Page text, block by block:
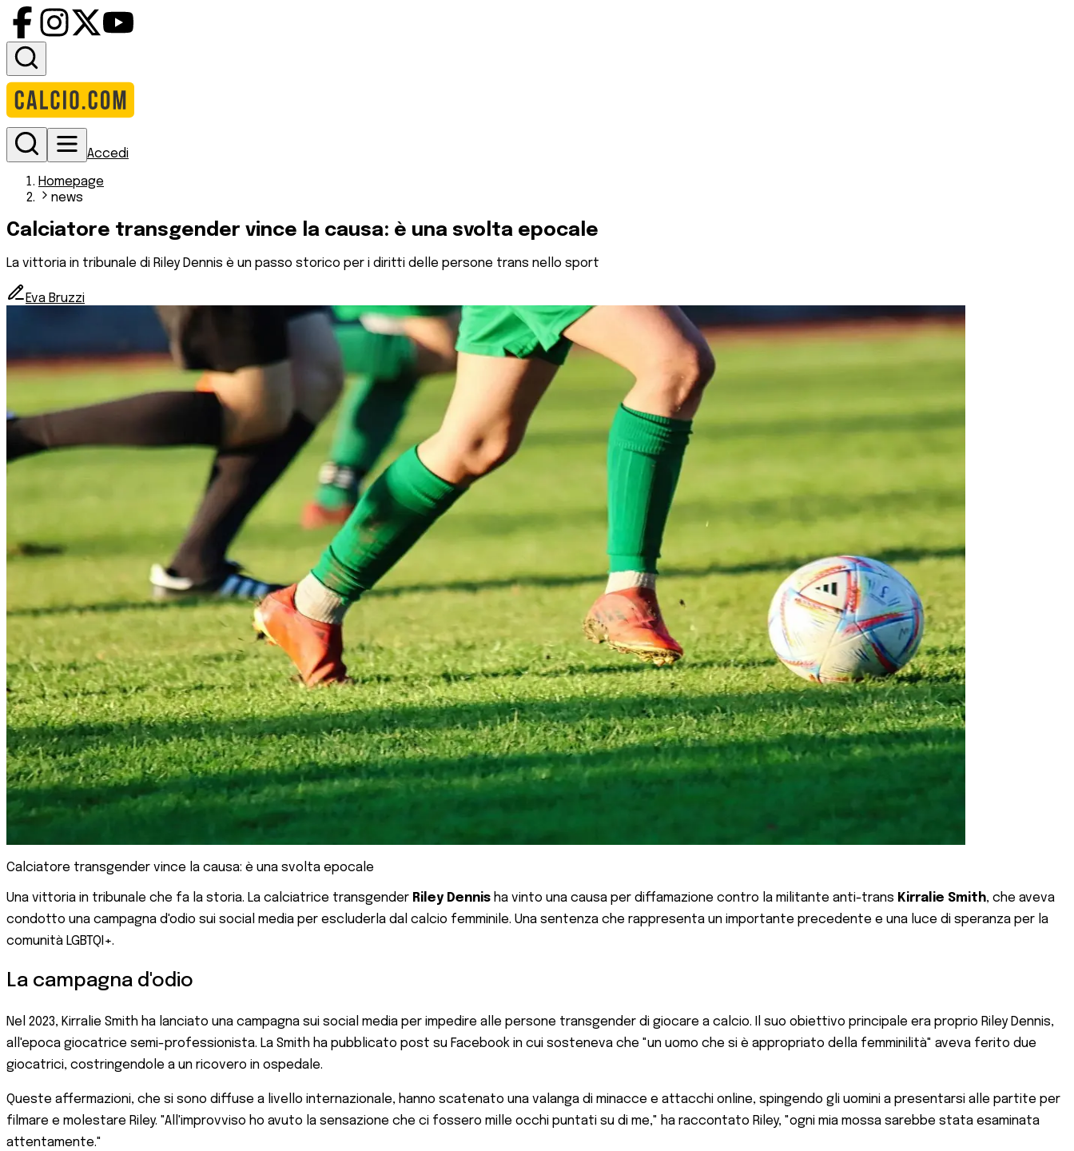
Accedi
Homepage
news
Calciatore transgender vince la causa: è una svolta epocale
La vittoria in tribunale di Riley Dennis è un passo storico per i diritti delle persone trans nello sport
Eva Bruzzi
Calciatore transgender vince la causa: è una svolta epocale
Una vittoria in tribunale che fa la storia. La calciatrice transgender Riley Dennis ha vinto una causa per diffamazione contro la militante anti-trans Kirralie Smith, che aveva
condotto una campagna d'odio sui social media per escluderla dal calcio femminile. Una sentenza che rappresenta un importante precedente e una luce di speranza per la
comunità LGBTQI+.
La campagna d'odio
Nel 2023, Kirralie Smith ha lanciato una campagna sui social media per impedire alle persone transgender di giocare a calcio. Il suo obiettivo principale era proprio Riley Dennis,
all'epoca giocatrice semi-professionista. La Smith ha pubblicato post su Facebook in cui sosteneva che "un uomo che si è appropriato della femminilità" aveva ferito due
giocatrici, costringendole a un ricovero in ospedale.
Queste affermazioni, che si sono diffuse a livello internazionale, hanno scatenato una valanga di minacce e attacchi online, spingendo gli uomini a presentarsi alle partite per
filmare e molestare Riley. "All'improvviso ho avuto la sensazione che ci fossero mille occhi puntati su di me," ha raccontato Riley, "ogni mia mossa sarebbe stata esaminata
attentamente."